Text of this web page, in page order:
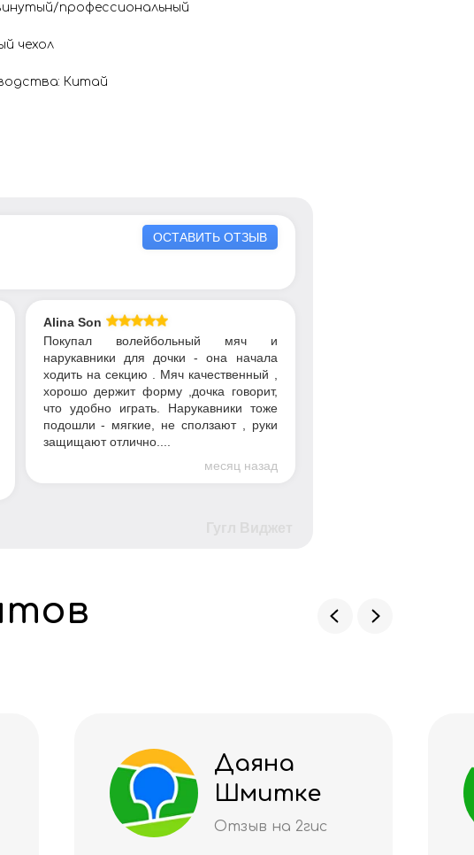
профессиональный
чехол
Китай
ОСТАВИТЬ ОТЗЫВ
Alina Son
Покупал волейбольный мяч и
нарукавники для дочки - она начала
ходить на секцию . Мяч качественный ,
хорошо держит форму ,дочка говорит,
что удобно играть. Нарукавники тоже
подошли - мягкие, не сползают , руки
защищают отлично....
месяц назад
Алия
Рахимжано
ва